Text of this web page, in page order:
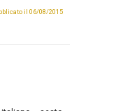
il 06/08/2015